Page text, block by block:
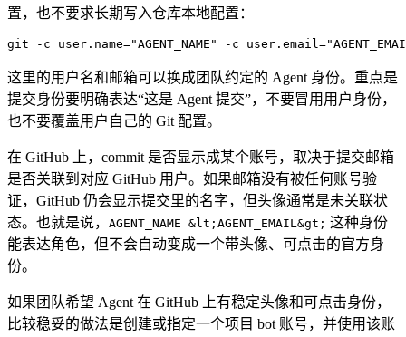
置，也不要求长期写入仓库本地配置：
git - c user.name="AGENT_NAME" - c user.email=
这里的用户名和邮箱可以换成团队约定的 Agent 身份。重点是
提交身份要明确表达“这是 Agent 提交”，不要冒用用户身份，
也不要覆盖用户自己的 Git 配置。
在 GitHub 上，commit 是否显示成某个账号，取决于提交邮箱
是否关联到对应 GitHub 用户。如果邮箱没有被任何账号验
证，GitHub 仍会显示提交里的名字，但头像通常是未关联状
态。也就是说， AGENT_NAME &lt;AGENT_EMAIL&gt; 这种身份
能表达角色，但不会自动变成一个带头像、可点击的官方身
份。
如果团队希望 Agent 在 GitHub 上有稳定头像和可点击身份，
比较稳妥的做法是创建或指定一个项目 bot 账号，并使用该账